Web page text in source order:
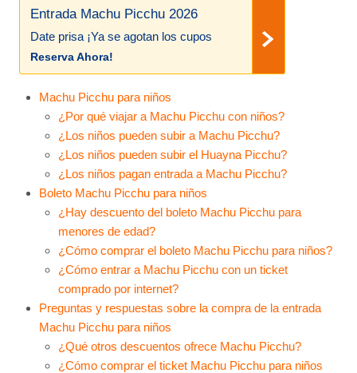
Entrada Machu Picchu 2026
Date prisa ¡Ya se agotan los cupos
Reserva Ahora!
Machu Picchu para niños
¿Por qué viajar a Machu Picchu con niños?
¿Los niños pueden subir a Machu Picchu?
¿Los niños pueden subir el Huayna Picchu?
¿Los niños pagan entrada a Machu Picchu?
Boleto Machu Picchu para niños
¿Hay descuento del boleto Machu Picchu para
menores de edad?
¿Cómo comprar el boleto Machu Picchu para niños?
¿Cómo entrar a Machu Picchu con un ticket
comprado por internet?
Preguntas y respuestas sobre la compra de la entrada
Machu Picchu para niños
¿Qué otros descuentos ofrece Machu Picchu?
¿Cómo comprar el ticket Machu Picchu para niños